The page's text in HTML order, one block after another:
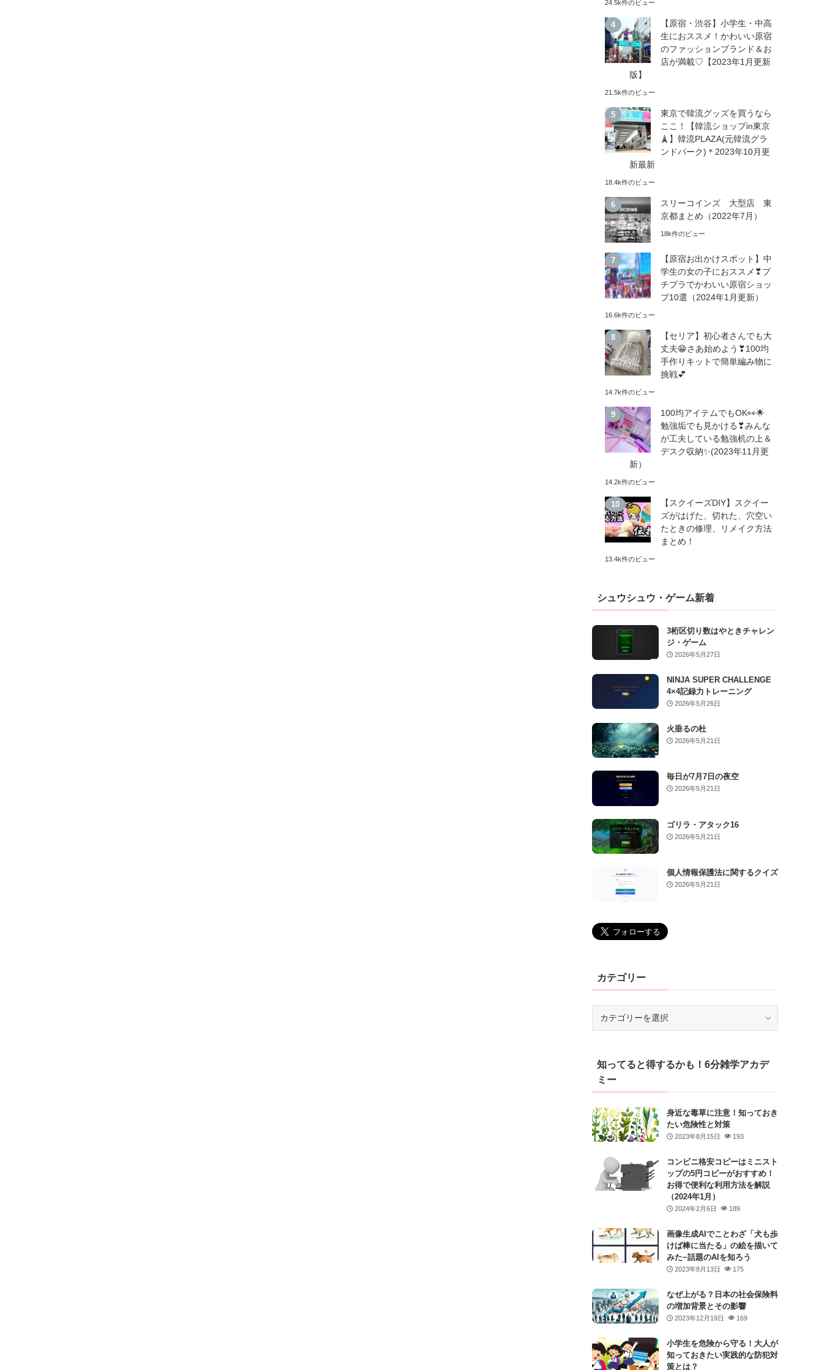
24.5k件のビュー
【原宿・渋谷】小学生・中高
生におススメ！かわいい原宿
のファッションブランド＆お
店が満載♡【2023年1月更新
版】
21.5k件のビュー
東京で韓流グッズを買うなら
ここ！【韓流ショップin東京
🗼】韓流PLAZA(元韓流グラ
ンドパーク)＊2023年10月更
新最新
18.4k件のビュー
スリーコインズ 大型店 東
京都まとめ（2022年7月）
18k件のビュー
【原宿お出かけスポット】中
学生の女の子におススメ❣プ
チプラでかわいい原宿ショッ
プ10選（2024年1月更新）
16.6k件のビュー
【セリア】初心者さんでも大
丈夫😁さあ始めよう❣100均
手作りキットで簡単編み物に
挑戦💕
14.7k件のビュー
100均アイテムでもOK👀🌟
勉強垢でも見かける❣みんな
が工夫している勉強机の上＆
デスク収納✨(2023年11月更
新）
14.2k件のビュー
【スクイーズDIY】スクイー
ズがはげた、切れた、穴空い
たときの修理、リメイク方法
まとめ！
13.4k件のビュー
シュウシュウ・ゲーム新着
3桁区切り数はやときチャレン
ジ・ゲーム
2026年5月27日
NINJA SUPER CHALLENGE
4×4記録力トレーニング
2026年5月26日
火垂るの杜
2026年5月21日
毎日が7月7日の夜空
2026年5月21日
ゴリラ・アタック16
2026年5月21日
個人情報保護法に関するクイズ
2026年5月21日
カテゴリー
ー知ってると得するかも！6分雑学アカデ
ミー
身近な毒草に注意！知っておき
たい危険性と対策
2023年8月15日 193
コンビニ格安コピーはミニスト
ップの5円コピーがおすすめ！
お得で便利な利用方法を解説
（2024年1月）
2024年2月6日 189
画像生成AIでことわざ「犬も歩
けば棒に当たる」の絵を描いて
みた−話題のAIを知ろう
2023年8月13日 175
なぜ上がる？日本の社会保険料
の増加背景とその影響
2023年12月19日 169
小学生を危険から守る！大人が
知っておきたい実践的な防犯対
策とは？